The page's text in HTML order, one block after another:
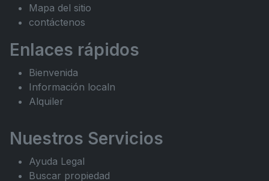
Mapa del sitio
contáctenos
Enlaces rápidos
Bienvenida
Información localn
Alquiler
Nuestros Servicios
Ayuda Legal
Buscar propiedad